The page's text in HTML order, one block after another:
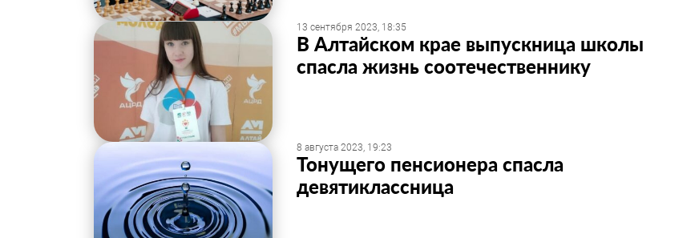
13 сентября 2023, 18:35
В Алтайском крае выпускница школы
спасла жизнь соотечественнику
8 августа 2023, 19:23
Тонущего пенсионера спасла
девятиклассница